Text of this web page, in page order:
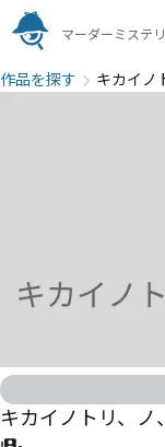
マーダーミステ
作品を探す キカイノ
キカイノトリ、ノ